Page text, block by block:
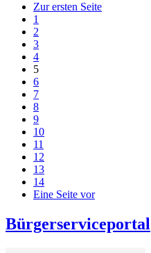
Zur ersten Seite
1
2
3
4
5
6
7
8
9
10
11
12
13
14
Eine Seite vor
Bürgerserviceportal